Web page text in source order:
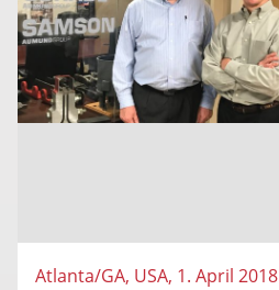
Atlanta/GA, USA, 1. April 2018